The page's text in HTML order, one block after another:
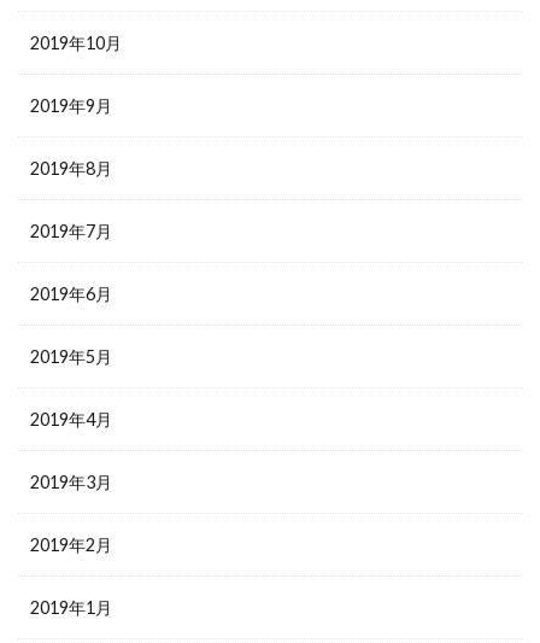
2019年10月
2019年9月
2019年8月
2019年7月
2019年6月
2019年5月
2019年4月
2019年3月
2019年2月
2019年1月